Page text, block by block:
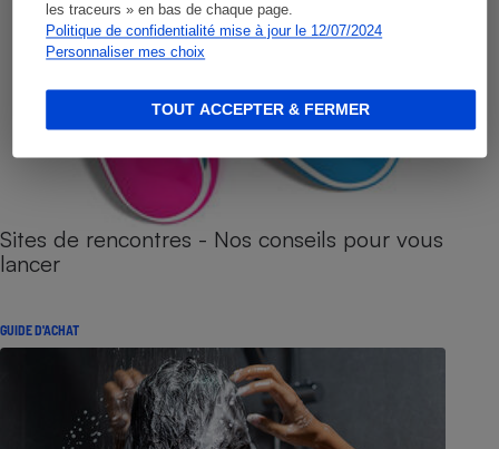
les traceurs » en bas de chaque page.
Politique de confidentialité mise à jour le 12/07/2024
Personnaliser mes choix
TOUT ACCEPTER & FERMER
Sites de rencontres - Nos conseils pour vous
lancer
GUIDE D'ACHAT